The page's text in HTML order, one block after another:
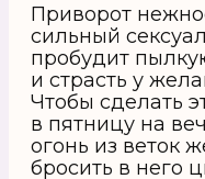
Приворот
сильный
пробудит
и страсть у
Чтобы сделать
в пятницу на
огонь из веток
бросить в него